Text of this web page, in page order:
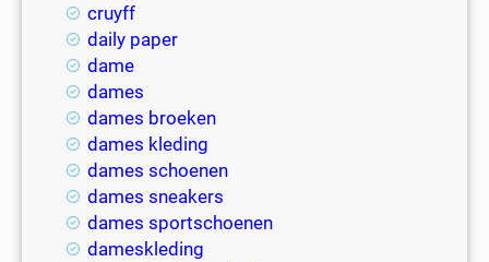
cruyff
daily paper
dame
dames
dames broeken
dames kleding
dames schoenen
dames sneakers
dames sportschoenen
dameskleding